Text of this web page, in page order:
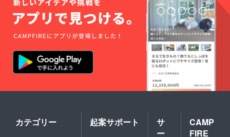
カテゴリー 起案サポート
サ
ー
CAMP
FIRE